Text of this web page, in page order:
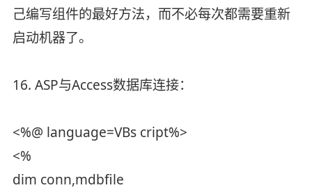
己编写组件的最好方法，而不必每次都需要重新
启动机器了。
16. ASP与Access数据库连接：
<%@ language=VBs cript%>
<%
dim conn,mdbfile